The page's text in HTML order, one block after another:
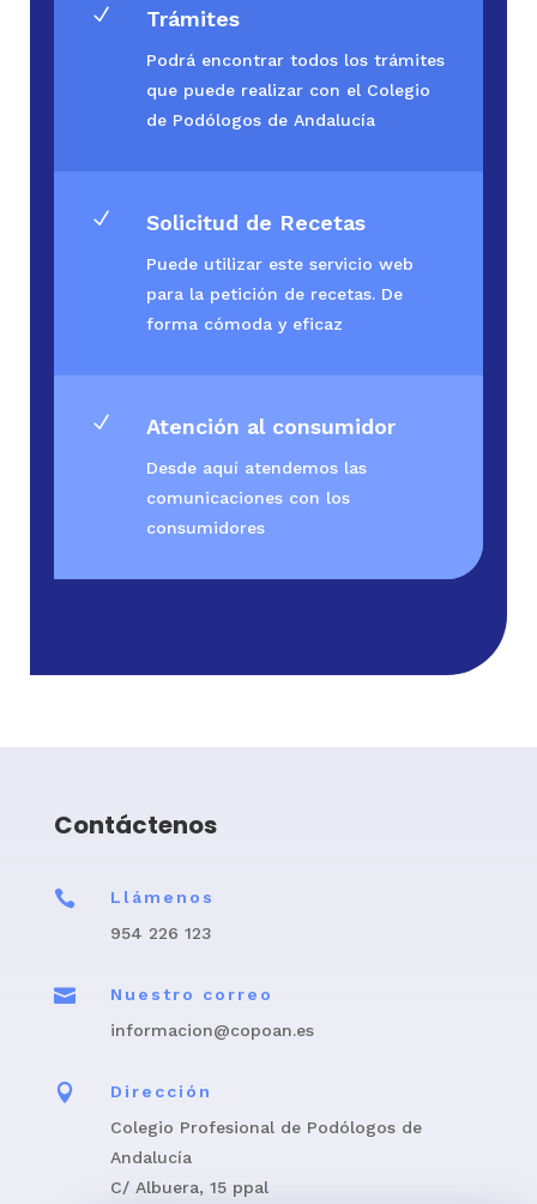
N Trámites
Podrá encontrar todos los trámites
que puede realizar con el Colegio
de Podólogos de Andalucía
N Solicitud de Recetas
Puede utilizar este servicio web
para la petición de recetas. De
forma cómoda y eficaz
N Atención al consumidor
Desde aquí atendemos las
comunicaciones con los
consumidores
Contáctenos

Llámenos
954 226 123

Nuestro correo
informacion@copoan.es

Dirección
Colegio Profesional de Podólogos de
Andalucía
C/ Albuera, 15 ppal